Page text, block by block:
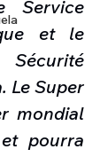
Service
et le
Le Super
mondial
pourra